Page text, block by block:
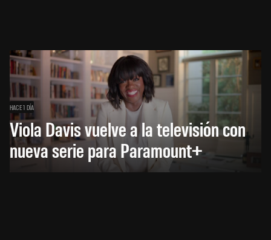
HACE 1 DÍA
Viola Davis vuelve a la televisión con
nueva serie para Paramount+